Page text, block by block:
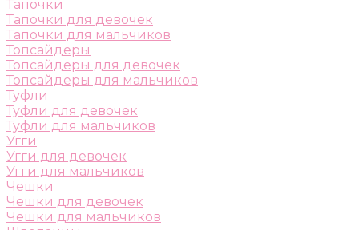
Тапочки
Тапочки для девочек
Тапочки для мальчиков
Топсайдеры
Топсайдеры для девочек
Топсайдеры для мальчиков
Туфли
Туфли для девочек
Туфли для мальчиков
Угги
Угги для девочек
Угги для мальчиков
Чешки
Чешки для девочек
Чешки для мальчиков